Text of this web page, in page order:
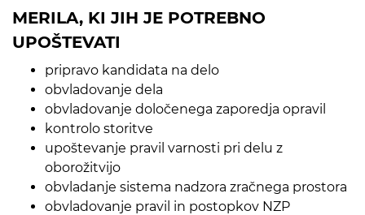
MERILA, KI JIH JE POTREBNO
UPOŠTEVATI
pripravo kandidata na delo
obvladovanje dela
obvladovanje določenega zaporedja opravil
kontrolo storitve
upoštevanje pravil varnosti pri delu z
oborožitvijo
obvladanje sistema nadzora zračnega prostora
obvladovanje pravil in postopkov NZP